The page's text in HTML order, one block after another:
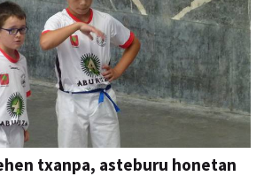
txanpa, asteburu honetan